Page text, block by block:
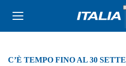
C’È TEMPO FINO AL 30